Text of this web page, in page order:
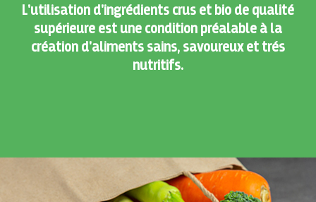
L'utilisation d'ingrédients crus et bio de qualité
supérieure est une condition préalable à la
création d'aliments sains, savoureux et trés
nutritifs.